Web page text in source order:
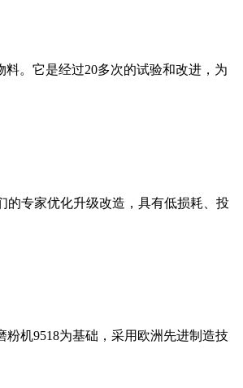
。它是经过20多次的试验和改进，为
的专家优化升级改造，具有低损耗、投
机9518为基础，采用欧洲先进制造技